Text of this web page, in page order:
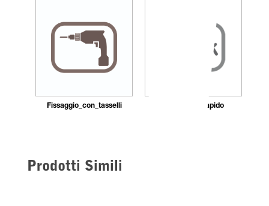
Fissaggio_con_tasselli Montaggio_rapido
Prodotti Simili